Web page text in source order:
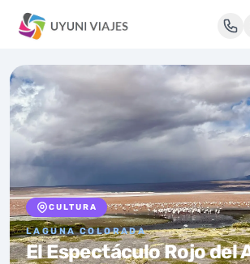
Mi maleta de viaje
Tu maleta está vacía
Encuentra un tour y pulsa «Reservar»
CULTURA
LAGUNA COLORADA
El Espectáculo Rojo del